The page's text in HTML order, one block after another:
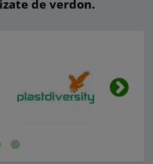
de verdon.